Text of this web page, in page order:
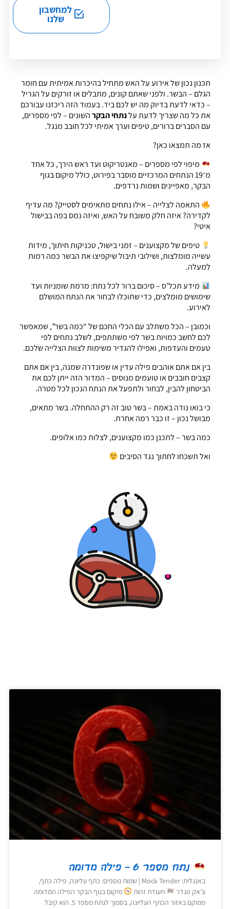
למחשבון
שלנו
תכנון נכון של אירוע על האש מתחיל בהיכרות אמיתית עם חומר
הגלם – הבשר. ולפני שאתם קונים, מתבלים או זורקים על הגריל
– כדאי לדעת בדיוק מה יש לכם ביד. בעמוד הזה ריכזנו עבורכם
את כל מה שצריך לדעת עלנתחי הבקרהשונים – לפי מספרים,
עם הסברים ברורים, טיפים וערך אמיתי לכל חובב מנגל.
אז מה תמצאו כאן?
מיפוי לפי מספרים – מאנטריקוט ועד ראש הירך, כל אחד
מ־19 הנתחים המרכזיים מוסבר בפירוט, כולל מיקום בגוף
הבקר, מאפיינים ושמות נרדפים.
התאמה לצלייה – אילו נתחים מתאימים לסטייק? מה עדיף
לקדירה? איזה חלק משובח על האש, ואיזה נמס בפה בבישול
טיפים של מקצוענים – זמני בישול, טכניקות חיתוך, מידות
עשייה מומלצות, ושילובי תיבול שיקפיצו את הבשר כמה רמות
למעלה.
מידע תכל’ס – סיכום ברור לכל נתח: מרמת שומניות ועד
שימושים מומלצים, כדי שתוכלו לבחור את הנתח המושלם
לאירוע.
וכמובן – הכל משתלב עם הכלי החכם של “כמה בשר”, שמאפשר
לכם לחשב כמויות בשר לפי משתתפים, לשלב נתחים לפי
טעמים והעדפות, ואפילו להגדיר משימות לצוות הצלייה שלכם.
בין אם אתם אוהבים פילה עדין או שפונדרה שמנה, בין אם אתם
קצבים חובבים או טועמים מנוסים – המדור הזה ייתן לכם את
הביטחון להבין, לבחור ולתפעל את הנתח הנכון לכל מטרה.
כי בואו נודה באמת – בשר טוב זה רק ההתחלה. בשר מתאים,
מבושל נכון – זו כבר רמה אחרת.
כמה בשר – לתכנן כמו מקצוענים, לצלות כמו אלופים.
ואל תשכחו לחתוך נגד הסיבים
נתח מספר 6 – פילה מדומה
באנגלית: Mock Tender | שמות נוספים: כתף עליונה, פילה כתף,
צ’אק טנדר
תעודת זהות
מיקום בגוף הבקר הפילה המדומה
ממוקם באזור הכתף העליונה, בסמוך לנתח מספר 5. הוא קיבל